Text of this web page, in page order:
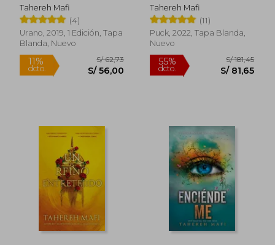
10%
dcto. S/ 53,91
40%
dcto. S/
Tahereh Mafi
(4)
Urano, 2019, 1 Edición, Tapa
Blanda, Nuevo
Tahereh Mafi
(11)
Puck, 2022, Tapa Blanda,
Nuevo